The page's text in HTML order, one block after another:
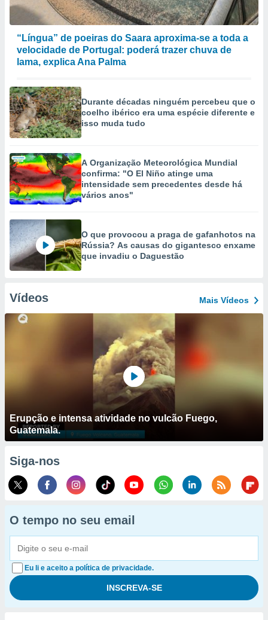
“Língua” de poeiras do Saara aproxima-se a toda a
velocidade de Portugal: poderá trazer chuva de
lama, explica Ana Palma
Durante décadas ninguém percebeu que o
coelho ibérico era uma espécie diferente e
isso muda tudo
A Organização Meteorológica Mundial
confirma: "O El Niño atinge uma
intensidade sem precedentes desde há
vários anos"
O que provocou a praga de gafanhotos na
Rússia? As causas do gigantesco enxame
que invadiu o Daguestão
Vídeos Mais Vídeos
Erupção e intensa atividade no vulcão Fuego,
Guatemala.
Siga-nos
O tempo no seu email
Eu li e aceito a política de privacidade.